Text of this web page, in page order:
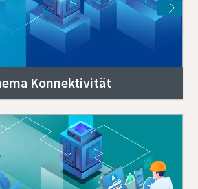
Konnektivität